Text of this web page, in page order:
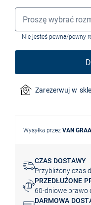
Wybór rozmiaru
Proszę wybrać
Nie jesteś pewna/pewny
Zarezerwuj w
Wysyłka przez VAN
CZAS DOSTAWY
Przybliżony czas
PRZEDŁUŻONE
60-dniowe prawo
DARMOWA